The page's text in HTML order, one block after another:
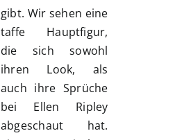
gibt. Wir sehen eine
taffe Hauptfigur,
die sich sowohl
ihren Look, als
auch ihre Sprüche
bei Ellen Ripley
abgeschaut hat.